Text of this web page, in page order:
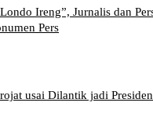
Ireng”, Jurnalis dan
Pers
usai Dilantik jadi